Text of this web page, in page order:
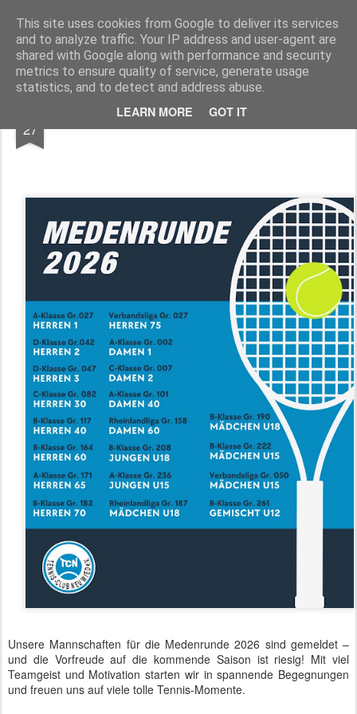
This site uses cookies from Google to deliver its services
and to analyze traffic. Your IP address and user-agent are
shared with Google along with performance and security
metrics to ensure quality of service, generate usage
statistics, and to detect and address abuse.
LEARN MORE GOT IT
TennisClubNeuwied
Pages
27 Medenrunde 2026
Unsere Mannschaften für die Medenrunde 2026 sind gemeldet –
und die Vorfreude auf die kommende Saison ist riesig! Mit viel
Teamgeist und Motivation starten wir in spannende Begegnungen
und freuen uns auf viele tolle Tennis-Momente.